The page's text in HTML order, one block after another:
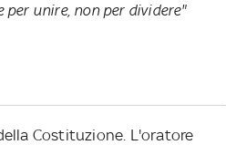
unire, non per dividere"
Costituzione. L'oratore